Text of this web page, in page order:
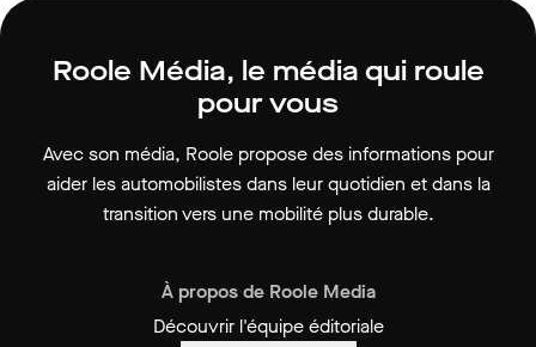
Roole Média, le média qui roule
pour vous
Avec son média, Roole propose des informations pour
aider les automobilistes dans leur quotidien et dans la
transition vers une mobilité plus durable.
À propos de Roole Media
Découvrir l'équipe éditoriale